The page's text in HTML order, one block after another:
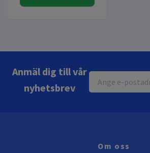
Anmäl dig till vår
nyhetsbrev
Om oss